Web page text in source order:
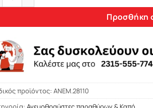
Προσθήκη
προϊόντος: ΑΝΕΜ.28110